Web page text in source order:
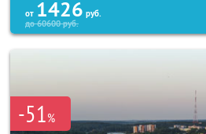
от 1426 руб.
до60600руб.
-51%